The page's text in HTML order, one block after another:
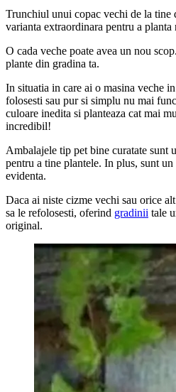
Trunchiul unui copac vechi de la tine
varianta extraordinara pentru a planta
O cada veche poate avea un nou
plante din gradina ta.
In situatia in care ai o masina veche
folosesti sau pur si simplu nu mai
culoare inedita si planteaza cat mai
incredibil!
Ambalajele tip pet bine curatate sunt
pentru a tine plantele. In plus, sunt
evidenta.
Daca ai niste cizme vechi sau orice
sa le refolosesti, oferind gradinii tale
original.